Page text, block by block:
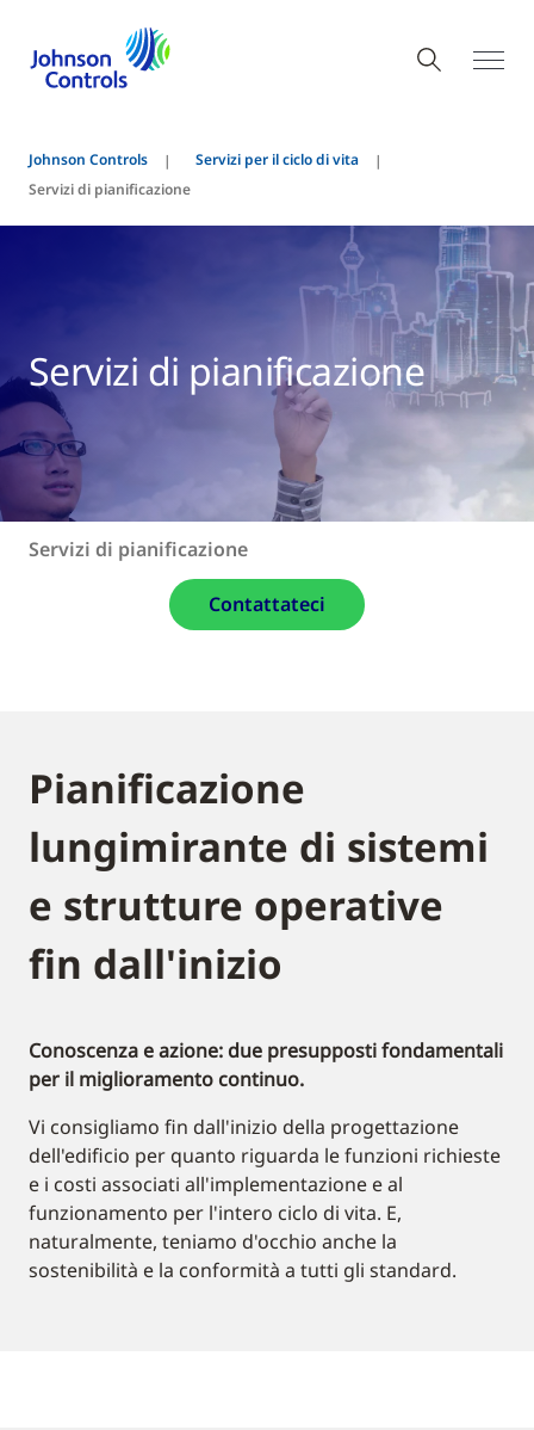
Johnson Controls
Servizi per il ciclo di vita
Servizi di pianificazione
Servizi di pianificazione
Servizi di pianificazione
Contattateci
Pianificazione
lungimirante di sistemi
e strutture operative
fin dall'inizio
Conoscenza e azione: due presupposti fondamentali
per il miglioramento continuo.
Vi consigliamo fin dall'inizio della progettazione
dell'edificio per quanto riguarda le funzioni richieste
e i costi associati all'implementazione e al
funzionamento per l'intero ciclo di vita. E,
naturalmente, teniamo d'occhio anche la
sostenibilità e la conformità a tutti gli standard.